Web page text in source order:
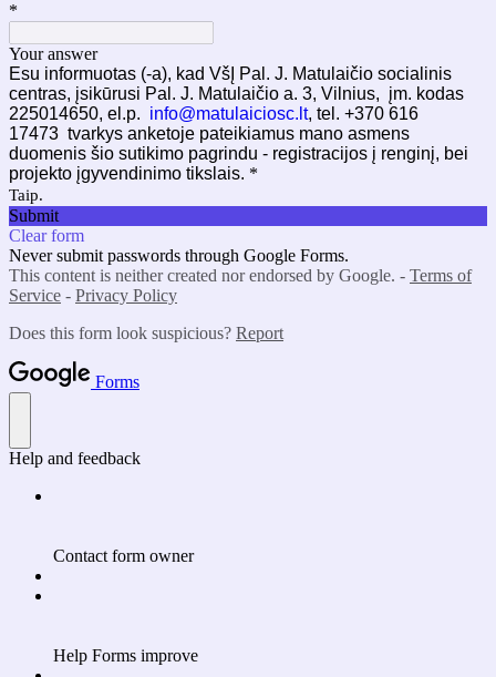
*
Your answer
Esu informuotas (-a), kad VšĮ Pal. J. Matulaičio socialinis
centras, įsikūrusi Pal. J. Matulaičio a. 3, Vilnius, įm. kodas
225014650, el.p. info@matulaiciosc.lt, tel. +370 616
17473 tvarkys anketoje pateikiamus mano asmens
duomenis šio sutikimo pagrindu - registracijos į renginį, bei
projekto įgyvendinimo tikslais. *
Taip.
Submit
Clear form
Never submit passwords through Google Forms.
This content is neither created nor endorsed by Google. - Terms of
Service - Privacy Policy
Does this form look suspicious? Report
Forms
Help and feedback
Contact form owner
Help Forms improve